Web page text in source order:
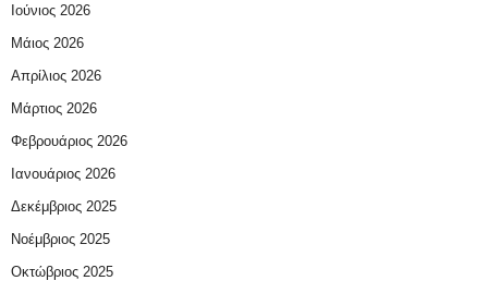
Ιούνιος 2026
Μάιος 2026
Απρίλιος 2026
Μάρτιος 2026
Φεβρουάριος 2026
Ιανουάριος 2026
Δεκέμβριος 2025
Νοέμβριος 2025
Οκτώβριος 2025